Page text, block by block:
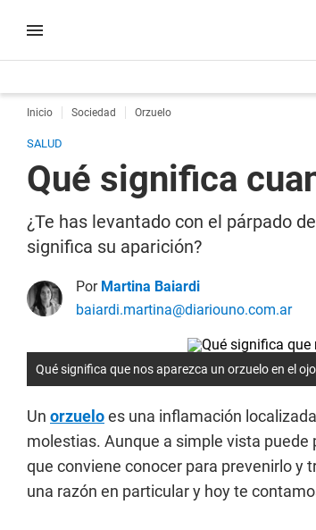
Inicio Sociedad Orzuelo
SALUD
Qué significa
¿Te has levantado con el párpado
significa su aparición?
Por Martina Baiardi
baiardi.martina@diariouno.com.ar
Qué significa que nos aparezca un orzuelo en el
Un orzueloes una inflamación
molestias. Aunque a simple vista
que conviene conocer para prevenirlo y
una razón en particular y hoy te